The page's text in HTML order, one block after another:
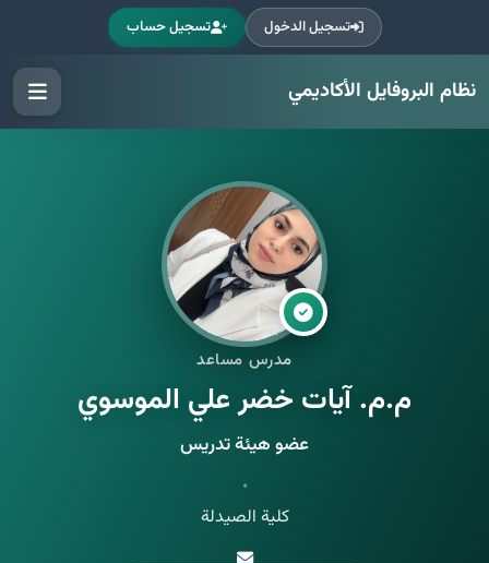
تسجيل الدخول تسجيل حساب
نظام البروفايل الأكاديمي
مدرس مساعد
م.م. آيات خضر علي الموسوي
عضو هيئة تدريس
•
كلية الصيدلة